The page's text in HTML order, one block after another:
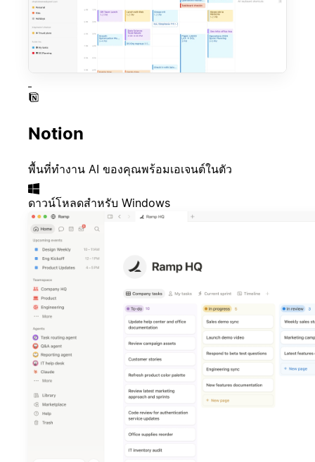
Notion
พื้นที่ทำงาน AI ของคุณพร้อมเอเจนต์ในตัว
ดาวน์โหลดสำหรับ Windows